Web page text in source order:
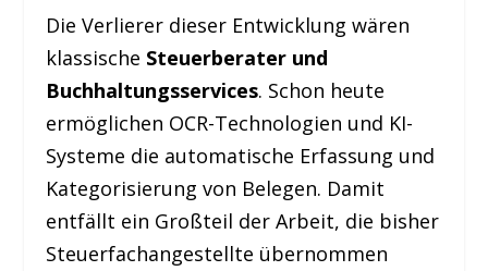
Die Verlierer dieser Entwicklung wären
klassische Steuerberater und
Buchhaltungsservices. Schon heute
ermöglichen OCR-Technologien und KI-
Systeme die automatische Erfassung und
Kategorisierung von Belegen. Damit
entfällt ein Großteil der Arbeit, die bisher
Steuerfachangestellte übernommen